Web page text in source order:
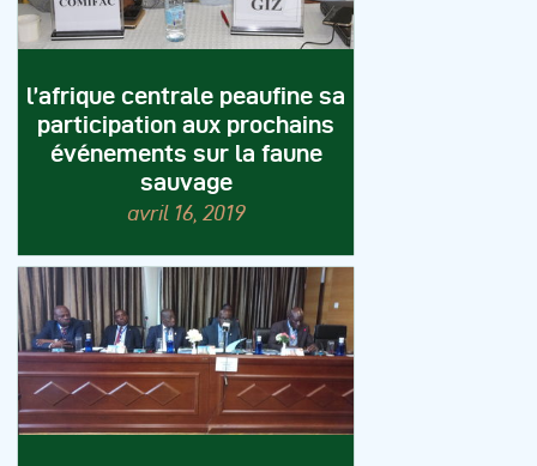
l’afrique centrale peaufine sa
participation aux prochains
événements sur la faune
sauvage
avril 16, 2019